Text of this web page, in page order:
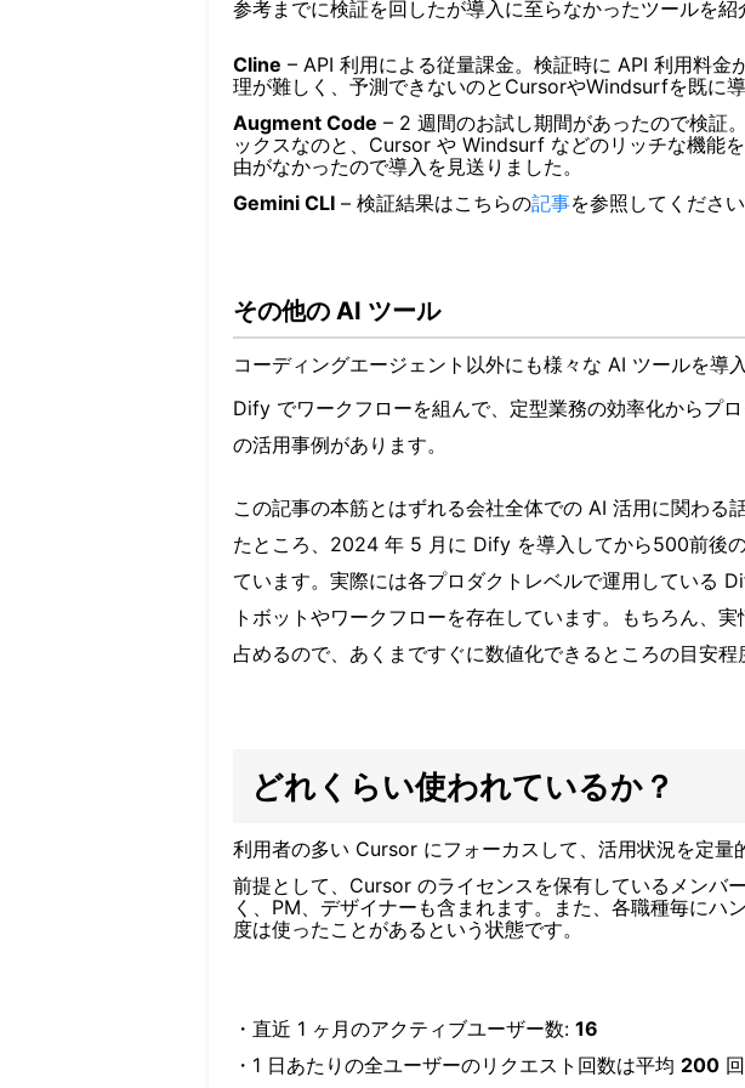
参考までに検証を回したが導入に至らなかったツールを紹
Cline – API 利用による従量課金。検証時に API 利用料金
理が難しく、予測できないのとCursorやWindsurfを既に
Augment Code – 2 週間のお試し期間があったので検証
ックスなのと、Cursor や Windsurf などのリッチな機能
由がなかったので導入を見送りました。
Gemini CLI – 検証結果はこちらの記事を参照してください
その他の AI ツール
コーディングエージェント以外にも様々な AI ツールを導
Dify でワークフローを組んで、定型業務の効率化からプ
の活用事例があります。
この記事の本筋とはずれる会社全体での AI 活用に関わる
たところ、 2024 年 5 月に Dify を導入してから500前後
ています。実際には各プロダクトレベルで運用している
トボットやワークフローを存在しています。もちろん、
占めるので、あくまですぐに数値化できるところの目安程
どれくらい使われているか？
利用者の多い Cursor にフォーカスして、活用状況を定量
前提として、Cursor のライセンスを保有しているメンバ
く、PM、デザイナーも含まれます。また、各職種毎に
度は使ったことがあるという状態です。
・直近 1 ヶ月のアクティブユーザー数: 16
・1 日あたりの全ユーザーのリクエスト回数は平均 200